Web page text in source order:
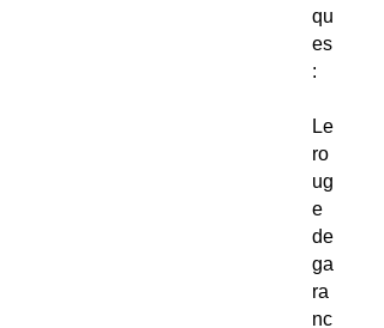
qu
es
:
Le
ro
ug
e
de
ga
ra
nc